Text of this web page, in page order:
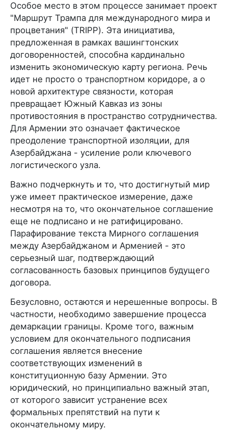
Особое место в этом процессе занимает проект
"Маршрут Трампа для международного мира и
процветания" (TRIPP). Эта инициатива,
предложенная в рамках вашингтонских
договоренностей, способна кардинально
изменить экономическую карту региона. Речь
идет не просто о транспортном коридоре, а о
новой архитектуре связности, которая
превращает Южный Кавказ из зоны
противостояния в пространство сотрудничества.
Для Армении это означает фактическое
преодоление транспортной изоляции, для
Азербайджана - усиление роли ключевого
логистического узла.
Важно подчеркнуть и то, что достигнутый мир
уже имеет практическое измерение, даже
несмотря на то, что окончательное соглашение
еще не подписано и не ратифицировано.
Парафирование текста Мирного соглашения
между Азербайджаном и Арменией - это
серьезный шаг, подтверждающий
согласованность базовых принципов будущего
договора.
Безусловно, остаются и нерешенные вопросы. В
частности, необходимо завершение процесса
демаркации границы. Кроме того, важным
условием для окончательного подписания
соглашения является внесение
соответствующих изменений в
конституционную базу Армении. Это
юридический, но принципиально важный этап,
от которого зависит устранение всех
формальных препятствий на пути к
окончательному миру.